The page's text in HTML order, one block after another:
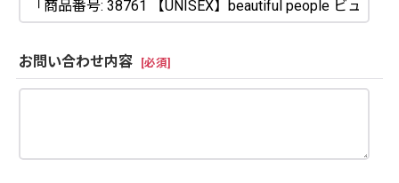
お問い合わせ内容 [必須]